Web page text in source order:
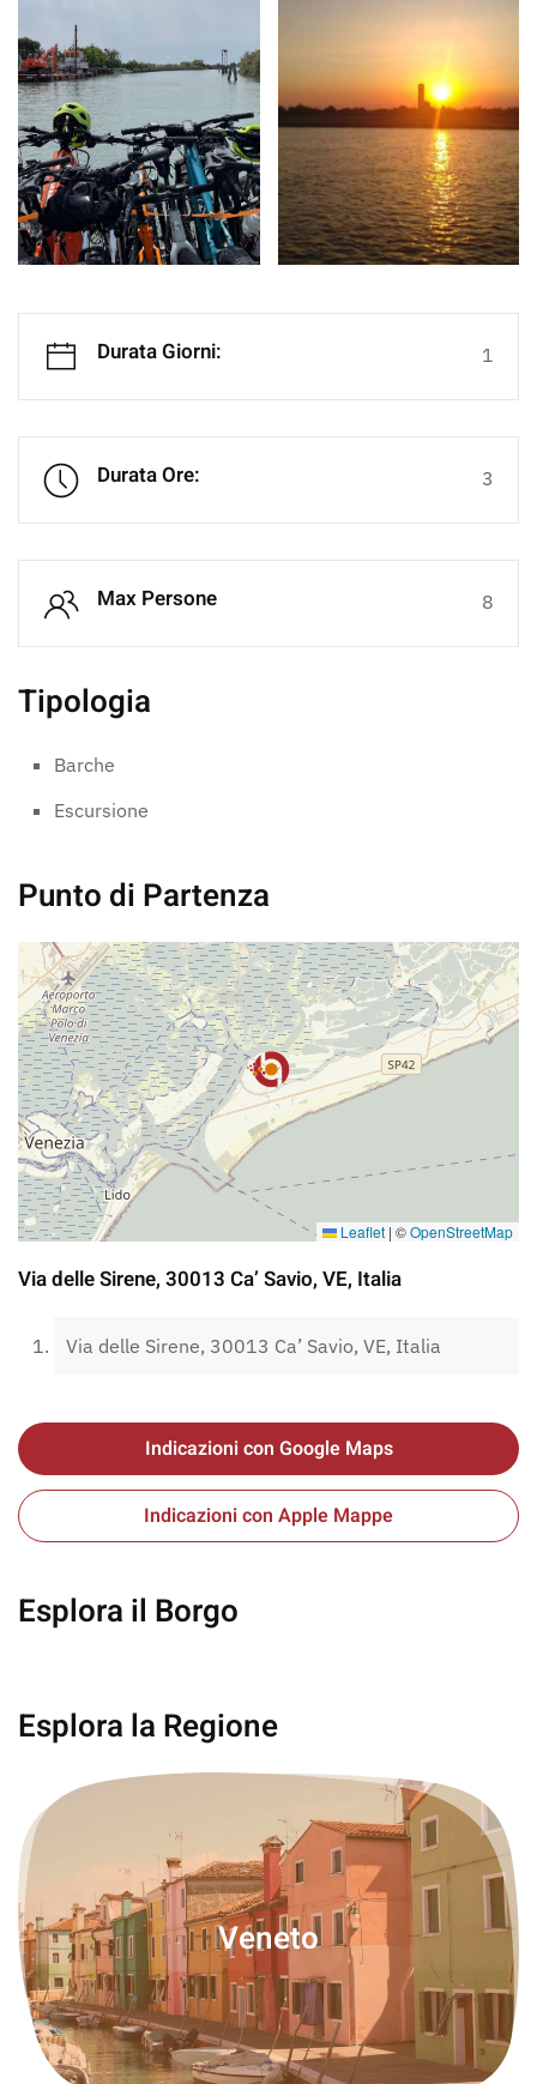
Durata Giorni: 1
Durata Ore: 3
Max Persone 8
Tipologia
Barche
Escursione
Punto di Partenza
Leaflet | ©OpenStreetMap
Via delle Sirene, 30013 Ca’ Savio, VE, Italia
Via delle Sirene, 30013 Ca’ Savio, VE, Italia
Indicazioni con Google Maps
Indicazioni con Apple Mappe
Esplora il Borgo
Esplora la Regione
Veneto